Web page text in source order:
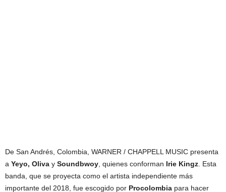
De San Andrés, Colombia, WARNER / CHAPPELL MUSIC presenta
a Yeyo, Oliva y Soundbwoy , quienes conforman Irie Kingz . Esta
banda, que se proyecta como el artista independiente más
importante del 2018, fue escogido por Procolombia para hacer